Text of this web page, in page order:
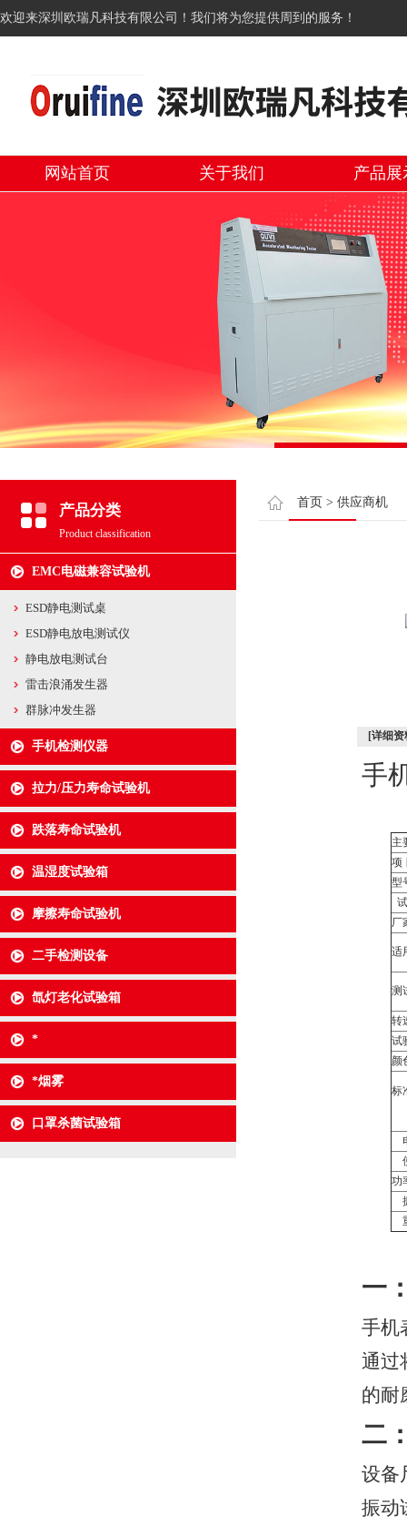
欢迎来深圳欧瑞凡科技有限公司！我们将为您提供周到的服务！
网站首页 关于我们 产品展
产品分类
Product classification
EMC电磁兼容试验机
ESD静电测试桌
ESD静电放电测试仪
静电放电测试台
雷击浪涌发生器
群脉冲发生器
手机检测仪器
拉力/压力寿命试验机
跌落寿命试验机
温湿度试验箱
摩擦寿命试验机
二手检测设备
氙灯老化试验箱
*
*烟雾
口罩杀菌试验箱
首页 > 供应商机
[详细资
手
主
项
型
厂
适
测
转
试
颜
标
功
一
手机
通过
的耐
二
设备
振动